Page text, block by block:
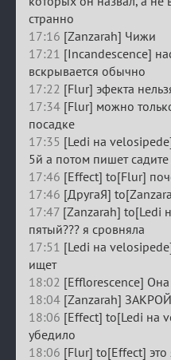
странно
17:16 [Zanzarah] Чижи
17:21 [Incandescence]
вскрывается обычно
17:22 [Flur] эфекта
17:34 [Flur] можно
посадке
17:35 [Ledi на
5й а потом пишет
17:46 [Effect] to[Flur]
17:46 [ДругаЯ]
17:47 [Zanzarah] to[Ledi
пятый??? я сровняла
17:51 [Ledi на
ищет
18:02 [Efflorescence] Она
18:04 [Zanzarah]
18:06 [Effect] to[Ledi на
убедило
18:06 [Flur] to[Effect]